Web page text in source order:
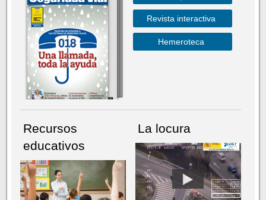
Revista interactiva
Hemeroteca
Recursos
educativos
La locura